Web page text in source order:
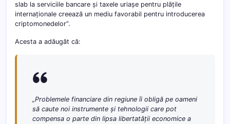
slab la serviciile bancare și taxele uriașe pentru plățile
internaționale creează un mediu favorabil pentru introducerea
criptomonedelor”.
Acesta a adăugăt că:
„Problemele financiare din regiune îi obligă pe oameni
să caute noi instrumente și tehnologii care pot
compensa o parte din lipsa libertatății economice a